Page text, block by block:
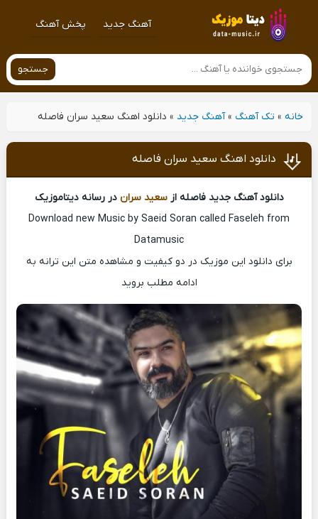
آهنگ جدید پخش آهنگ
جستجو
خانه» تک آهنگ »آهنگ جدید » دانلود اهنگ سعید سران فاصله
دانلود اهنگ سعید سران فاصله
دانلود آهنگ جدید فاصله ازسعید سران در رسانه دیتاموزیک
Download new Music by Saeid Soran called Faseleh from
Datamusic
برای دانلود این موزیک در دو کیفیت و مشاهده متن این ترانه به
ادامه مطلب بروید